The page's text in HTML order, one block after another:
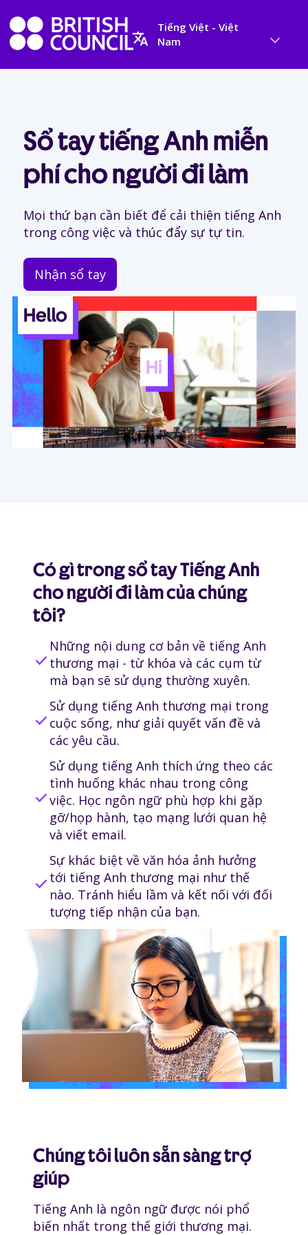
Tiếng Việt - Việt
Nam
Sổ tay tiếng Anh miễn
phí cho người đi làm
Mọi thứ bạn cần biết để cải thiện tiếng Anh
trong công việc và thúc đẩy sự tự tin.
Nhận sổ tay
Hello
Hi
Có gì trong sổ tay Tiếng Anh
cho người đi làm của chúng
tôi?
check
Những nội dung cơ bản về tiếng Anh
thương mại - từ khóa và các cụm từ
mà bạn sẽ sử dụng thường xuyên.
check
Sử dụng tiếng Anh thương mại trong
cuộc sống, như giải quyết vấn đề và
các yêu cầu.
check
Sử dụng tiếng Anh thích ứng theo các
tình huống khác nhau trong công
việc. Học ngôn ngữ phù hợp khi gặp
gỡ/họp hành, tạo mạng lưới quan hệ
và viết email.
check
Sự khác biệt về văn hóa ảnh hưởng
tới tiếng Anh thương mại như thế
nào. Tránh hiểu lầm và kết nối với đối
tượng tiếp nhận của bạn.
Chúng tôi luôn sẵn sàng trợ
giúp
Tiếng Anh là ngôn ngữ được nói phổ
biến nhất trong thế giới thương mại.